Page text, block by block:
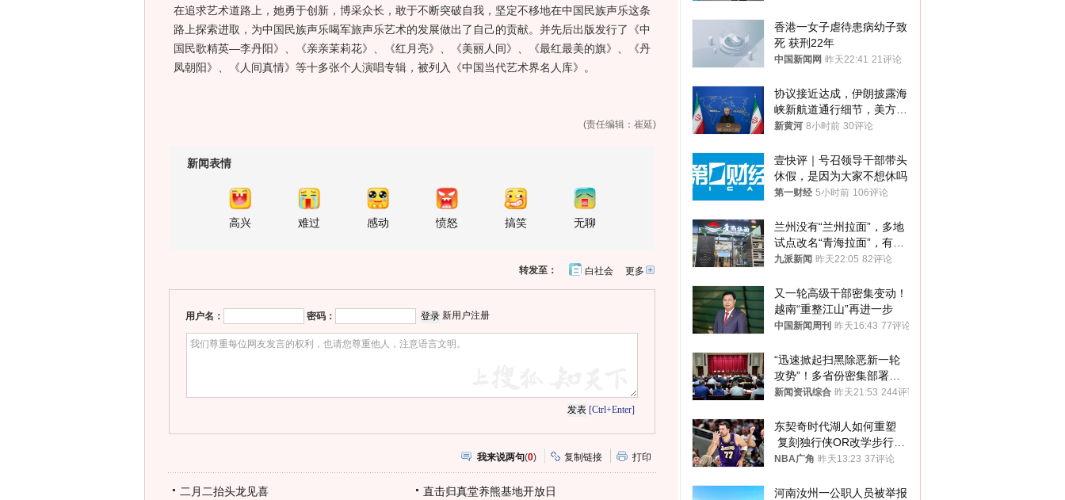
在追求艺术道路上，她勇于创新，博采众长，敢于不断突破自我，坚定不移地在中国民族声乐这条
路上探索进取，为中国民族声乐喝军旅声乐艺术的发展做出了自己的贡献。并先后出版发行了《中
国民歌精英—李丹阳》、《亲亲茉莉花》、《红月亮》、《美丽人间》、《最红最美的旗》、《丹
凤朝阳》、《人间真情》等十多张个人演唱专辑，被列入《中国当代艺术界名人库》。
(责任编辑：崔延)
新闻表情
高兴 难过 感动 愤怒 搞笑 无聊
更多开
转发至： 白社会
用户名： 密码： 新用户注册
[Ctrl+Enter]
我来说两句(0) 复制链接 打印
二月二抬头龙见喜 直击归真堂养熊基地开放日
香港一女子虐待患病幼子致
死 获刑22年
中国新闻网 昨天22:41 21评论
协议接近达成，伊朗披露海
峡新航道通行细节，美方再
提“倒计时”
新黄河 8小时前 30评论
壹快评｜号召领导干部带头
休假，是因为大家不想休吗
第一财经 5小时前 106评论
兰州没有“兰州拉面”，多地
试点改名“青海拉面”，有商
家改名已两年
九派新闻 昨天22:05 82评论
又一轮高级干部密集变动！
越南“重整江山”再进一步
中国新闻周刊 昨天16:43 77评论
“迅速掀起扫黑除恶新一轮
攻势”！多省份密集部署，
公布举报方式
新闻资讯综合 昨天21:53 244评论
东契奇时代湖人如何重塑
复刻独行侠OR改学步行
者？
NBA广角 昨天13:23 37评论
河南汝州一公职人员被举报